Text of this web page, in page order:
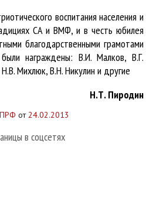
воспитания населения и
СА и ВМФ, и в честь юбилея
благодарственными грамотами
награждены: В.И. Малков, В.Г.
Михлюк, В.Н. Никулин и другие
Н.Т. Пиродин
от24.02.2013
в соцсетях